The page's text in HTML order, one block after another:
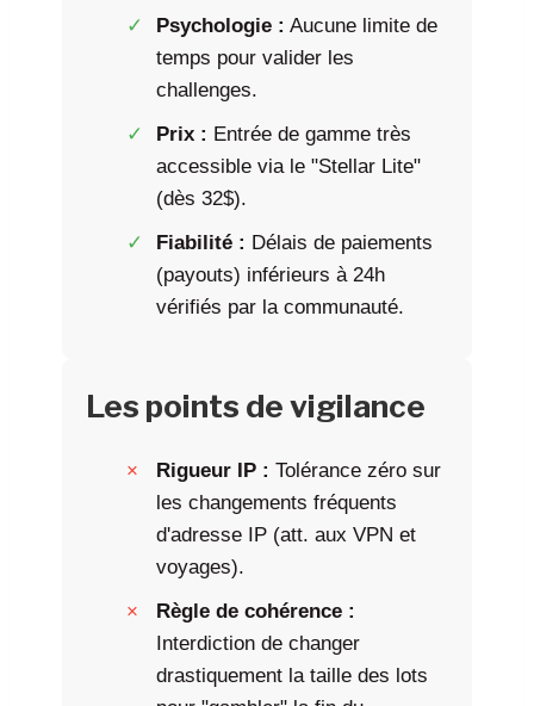
Psychologie : Aucune limite de
temps pour valider les
challenges.
Prix : Entrée de gamme très
accessible via le "Stellar Lite"
(dès 32$).
Fiabilité : Délais de paiements
(payouts) inférieurs à 24h
vérifiés par la communauté.
Les points de vigilance
Rigueur IP : Tolérance zéro sur
les changements fréquents
d'adresse IP (att. aux VPN et
voyages).
Règle de cohérence :
Interdiction de changer
drastiquement la taille des lots